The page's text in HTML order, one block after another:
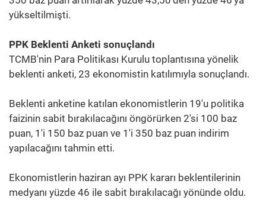
yükseltilmişti.
PPK Beklenti Anketi sonuçlandı
TCMB'nin Para Politikası Kurulu toplantısına yönelik
beklenti anketi, 23 ekonomistin katılımıyla sonuçlandı.
Beklenti anketine katılan ekonomistlerin 19'u politika
faizinin sabit bırakılacağını öngörürken 2'si 100 baz
puan, 1'i 150 baz puan ve 1'i 350 baz puan indirim
yapılacağını tahmin etti.
Ekonomistlerin haziran ayı PPK kararı beklentilerinin
medyanı yüzde 46 ile sabit bırakılacağı yönünde oldu.